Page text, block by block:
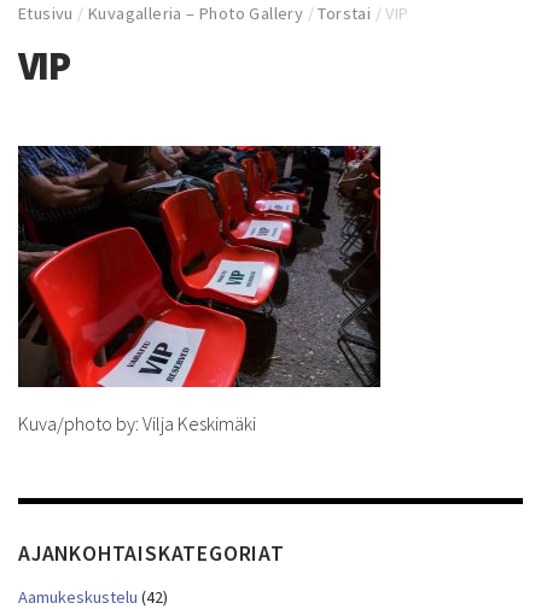
Etusivu /Kuvagalleria – Photo Gallery /Torstai /VIP
VIP
Kuva/photo by: Vilja Keskimäki
AJANKOHTAISKATEGORIAT
Aamukeskustelu (42)